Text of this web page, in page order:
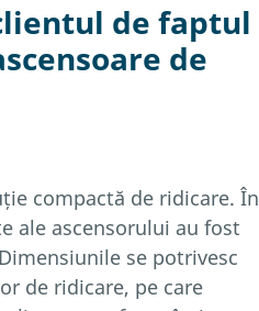
de faptul
de
compactă de ridicare. În
ale ascensorului au fost
se potrivesc
de ridicare, pe care